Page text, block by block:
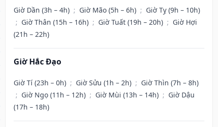
Giờ Dần (3h – 4h) ; Giờ Mão (5h – 6h) ; Giờ Tỵ (9h – 10h)
; Giờ Thân (15h – 16h) ; Giờ Tuất (19h – 20h) ; Giờ Hợi
(21h – 22h)
Giờ Hắc Đạo
Giờ Tí (23h – 0h) ; Giờ Sửu (1h – 2h) ; Giờ Thìn (7h – 8h)
; Giờ Ngọ (11h – 12h) ; Giờ Mùi (13h – 14h) ; Giờ Dậu
(17h – 18h)